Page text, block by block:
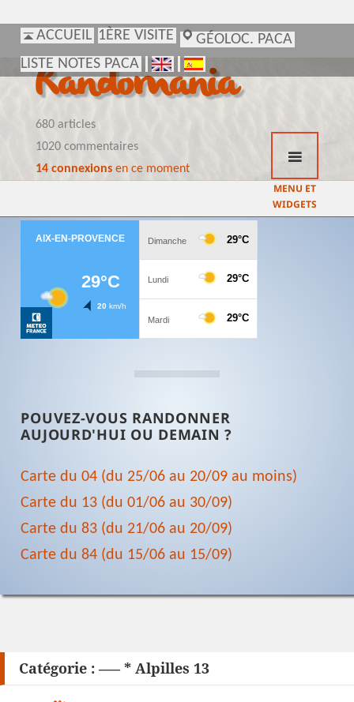
ACCUEIL 1ÈRE VISITE
GÉOLOC. PACA
LISTE NOTES PACA
Randomania
680 articles
1020 commentaires
14 connexionsen ce moment
MENU ET
WIDGETS
POUVEZ-VOUS RANDONNER
AUJOURD'HUI OU DEMAIN ?
Carte du 04 (du 25/06 au 20/09 au moins)
Carte du 13 (du 01/06 au 30/09)
Carte du 83 (du 21/06 au 20/09)
Carte du 84 (du 15/06 au 15/09)
ACCUEIL 1ÈRE VISITE
GÉOLOC. PACA
LISTE NOTES PACA
Catégorie : —– * Alpilles 13